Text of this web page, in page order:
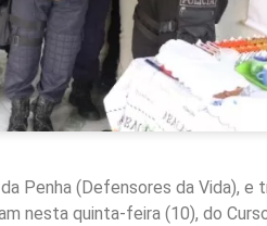
Penha (Defensores da Vida), e
nesta quinta-feira (10), do